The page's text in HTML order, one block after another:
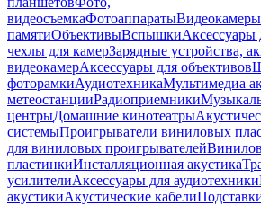
видеосъемкаФотоаппаратыВидеокамеры
памятиОбъективыВспышкиАксессуары
чехлы для камерЗарядные устройства,
видеокамерАксессуары для объективов
фоторамкиАудиотехникаМультимедиа
метеостанцииРадиоприемники
центрыДомашние кинотеатры
системыПроигрыватели виниловых
для виниловых проигрывателей
пластинкиИнсталляционная акустика
усилителиАксессуары для аудиотехники
акустикиАкустические кабели